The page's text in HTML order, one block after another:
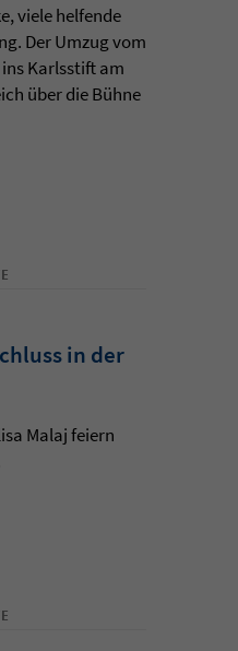
viele helfende
Der Umzug vom
Karlsstift am
über die Bühne
in der
Malaj feiern